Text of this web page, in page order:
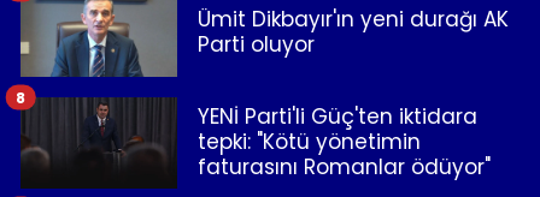
Ümit Dikbayır'ın yeni durağı AK
Parti oluyor
YENİ Parti'li Güç'ten iktidara
tepki: "Kötü yönetimin
faturasını Romanlar ödüyor"
8